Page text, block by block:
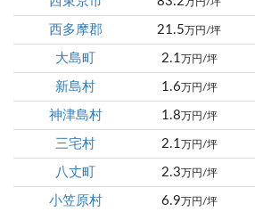
西多摩郡 21.5万円/坪
大島町 2.1 万円/坪
新島村 1.6万円/坪
神津島村 1.8万円/坪
三宅村 2.1 万円/坪
八丈町 2.3万円/坪
小笠原村 6.9万円/坪